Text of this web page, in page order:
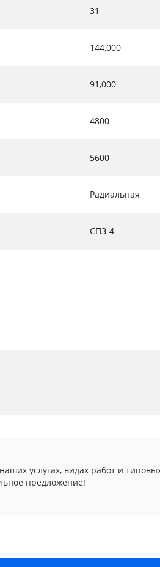
31
144,000
91,000
4800
5600
Радиальная
СПЗ-4
услугах, видах работ и
предложение!